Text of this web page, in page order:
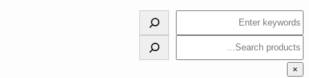
חיפוש
חיפוש
×